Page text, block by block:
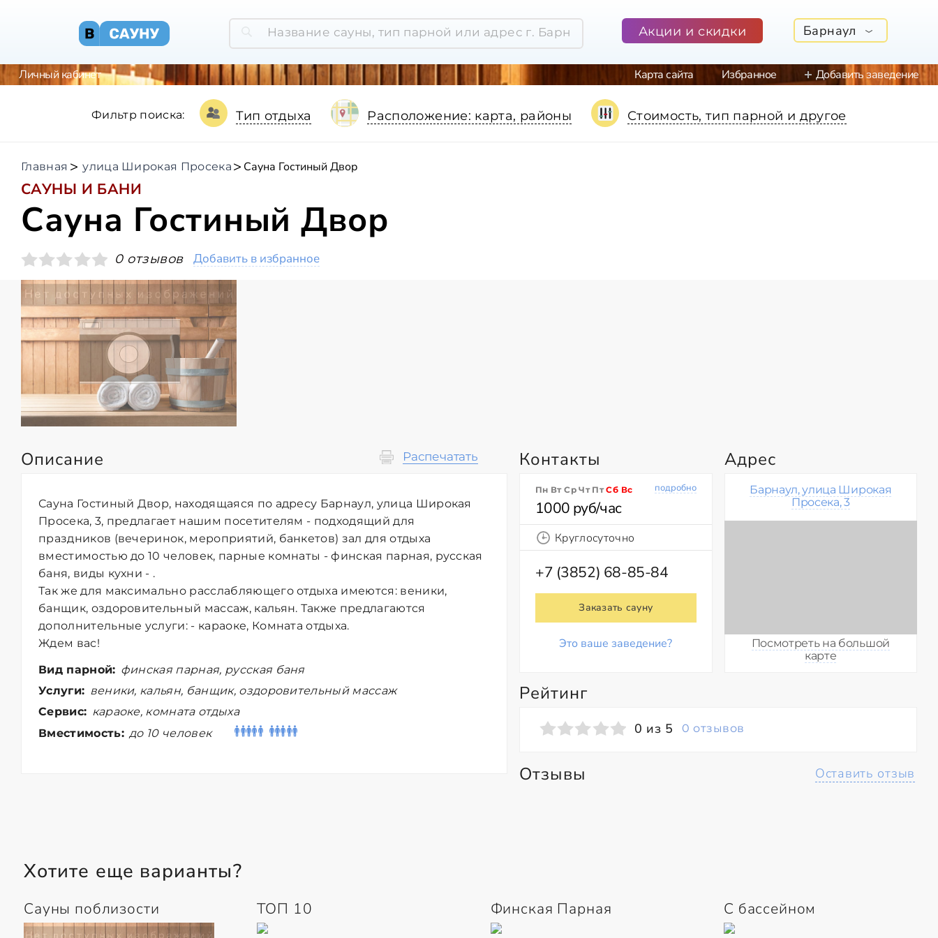
Акции и скидки Барнаул
Личный кабинет Карта сайта Избранное Добавить заведение
Фильтр поиска: Тип отдыха Расположение: карта, районы Стоимость, тип парной и другое
Главная улица Широкая Просека Сауна Гостиный Двор
САУНЫ И БАНИ
Сауна Гостиный Двор
0 отзывов Добавить в избранное
Описание Распечатать
Сауна Гостиный Двор, находящаяся по адресу Барнаул, улица Широкая
Просека, 3, предлагает нашим посетителям - подходящий для
праздников (вечеринок, мероприятий, банкетов) зал для отдыха
вместимостью до 10 человек, парные комнаты - финская парная, русская
баня, виды кухни - .
Так же для максимально расслабляющего отдыха имеются: веники,
банщик, оздоровительный массаж, кальян. Также предлагаются
дополнительные услуги: - караоке, Комната отдыха.
Ждем вас!
Вид парной: финская парная, русская баня
Услуги: веники, кальян, банщик, оздоровительный массаж
Сервис: караоке, комната отдыха
Вместимость: до 10 человек
Контакты
подробно
Пн Вт Ср Чт ПтСб Вс
1000 руб/час
Круглосуточно
+7 (3852) 68-85-84
Заказать сауну
Это ваше заведение?
Адрес
Барнаул, улица Широкая
Просека, 3
Посмотреть на большой
карте
Рейтинг
0 из 5 0 отзывов
Отзывы Оставить отзыв
Хотите еще варианты?
Сауны поблизости ТОП 10 Финская Парная С бассейном